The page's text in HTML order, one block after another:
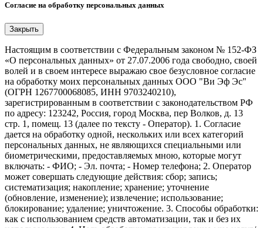
Согласие на обработку персональных данных
Закрыть
Настоящим в соответствии с Федеральным законом № 152-ФЗ
«О персональных данных» от 27.07.2006 года свободно, своей
волей и в своем интересе выражаю свое безусловное согласие
на обработку моих персональных данных ООО "Ви Эф Эс"
(ОГРН 1267700068085, ИНН 9703240210),
зарегистрированным в соответствии с законодательством РФ
по адресу: 123242, Россия, город Москва, пер Волков, д. 13
стр. 1, помещ. 13 (далее по тексту - Оператор). 1. Согласие
дается на обработку одной, нескольких или всех категорий
персональных данных, не являющихся специальными или
биометрическими, предоставляемых мною, которые могут
включать: - ФИО; - Эл. почта; - Номер телефона; 2. Оператор
может совершать следующие действия: сбор; запись;
систематизация; накопление; хранение; уточнение
(обновление, изменение); извлечение; использование;
блокирование; удаление; уничтожение. 3. Способы обработки:
как с использованием средств автоматизации, так и без их